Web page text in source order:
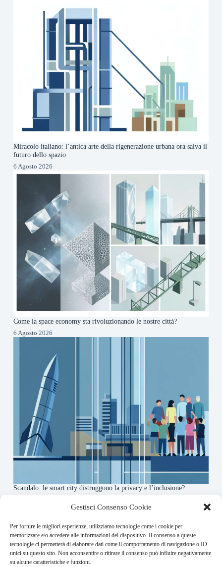
Gestisci Consenso Cookie
Per fornire le migliori esperienze, utilizziamo tecnologie come i cookie per
memorizzare e/o accedere alle informazioni del dispositivo. Il consenso a queste
tecnologie ci permetterà di elaborare dati come il comportamento di navigazione o ID
unici su questo sito. Non acconsentire o ritirare il consenso può influire negativamente
su alcune caratteristiche e funzioni.
Miracolo italiano: l’antica arte della rigenerazione urbana ora salva il
futuro dello spazio
6 Agosto 2026
Come la space economy sta rivoluzionando le nostre città?
6 Agosto 2026
Scandalo: le smart city distruggono la privacy e l’inclusione?
About this website
Orbitare ogni giorno trova per te le notizie più rilevanti in
ambito space economy.